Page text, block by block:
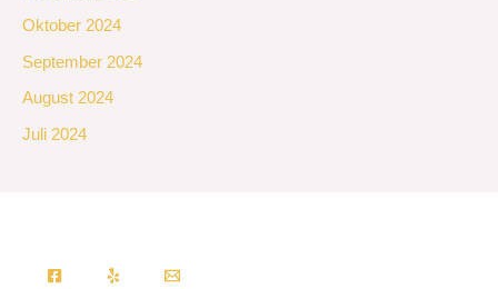
Oktober 2024
September 2024
August 2024
Juli 2024